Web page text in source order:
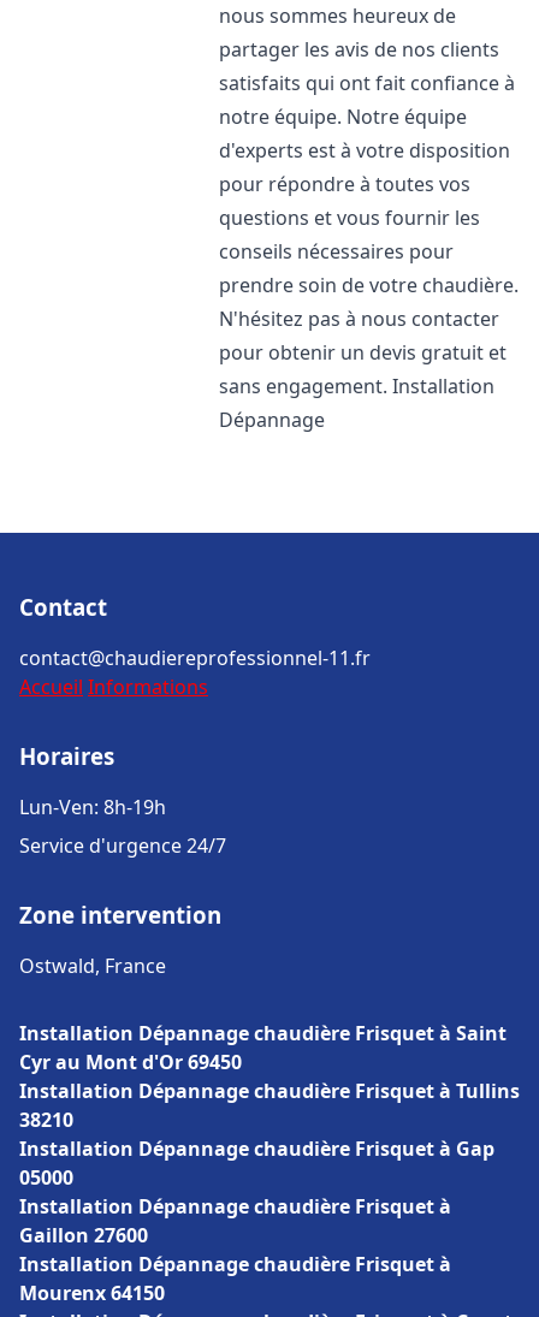
nous sommes heureux de
partager les avis de nos clients
satisfaits qui ont fait confiance à
notre équipe. Notre équipe
d'experts est à votre disposition
pour répondre à toutes vos
questions et vous fournir les
conseils nécessaires pour
prendre soin de votre chaudière.
N'hésitez pas à nous contacter
pour obtenir un devis gratuit et
sans engagement. Installation
Dépannage
Contact
contact@chaudiereprofessionnel-11.fr
Accueil Informations
Horaires
Lun-Ven: 8h-19h
Service d'urgence 24/7
Zone intervention
Ostwald, France
Installation Dépannage chaudière Frisquet à Saint
Cyr au Mont d'Or 69450
Installation Dépannage chaudière Frisquet à Tullins
38210
Installation Dépannage chaudière Frisquet à Gap
05000
Installation Dépannage chaudière Frisquet à
Gaillon 27600
Installation Dépannage chaudière Frisquet à
Mourenx 64150